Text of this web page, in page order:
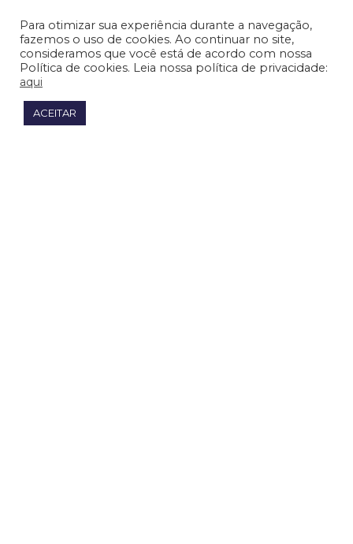
Para otimizar sua experiência durante a navegação,
fazemos o uso de cookies. Ao continuar no site,
consideramos que você está de acordo com nossa
Política de cookies. Leia nossa política de privacidade:
aqui
ACEITAR